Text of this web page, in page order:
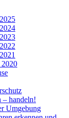
– handeln!
Umgebung